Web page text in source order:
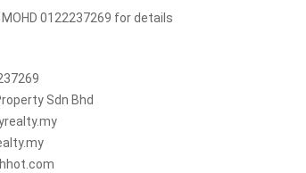
0122237269 for details
Sdn Bhd